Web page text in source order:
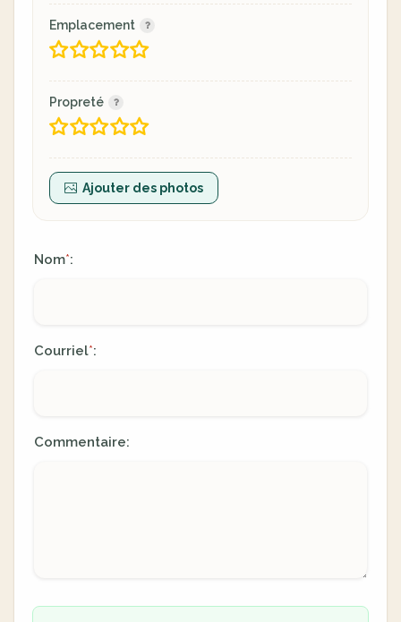
Emplacement
Propreté
Ajouter des photos
Nom*:
Courriel*:
Commentaire: